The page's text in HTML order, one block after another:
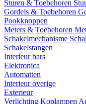
Sturen & Toebehoren
Gordels & Toebehoren
Pookknoppen
Meters & Toebehoren
Schakelmechanisme
Schakelstangen
Interieur bars
Elektronica
Automatten
Interieur overige
Exterieur
Verlichting Koplampen